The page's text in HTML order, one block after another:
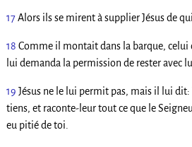
17Alors ils se mirent à supplier Jésus de
18 Comme il montait dans la barque,
lui demanda la permission de rester avec
19 Jésus ne le lui permit pas, mais il lui dit:
tiens, et raconte-leur tout ce que le
eu pitié de toi.